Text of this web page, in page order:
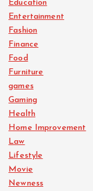
Education
Entertainment
Fashion
Finance
Food
Furniture
games
Gaming
Health
Home Improvement
Law
Lifestyle
Movie
Newness